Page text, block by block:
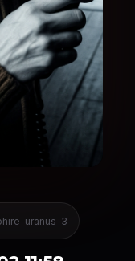
uranus-3